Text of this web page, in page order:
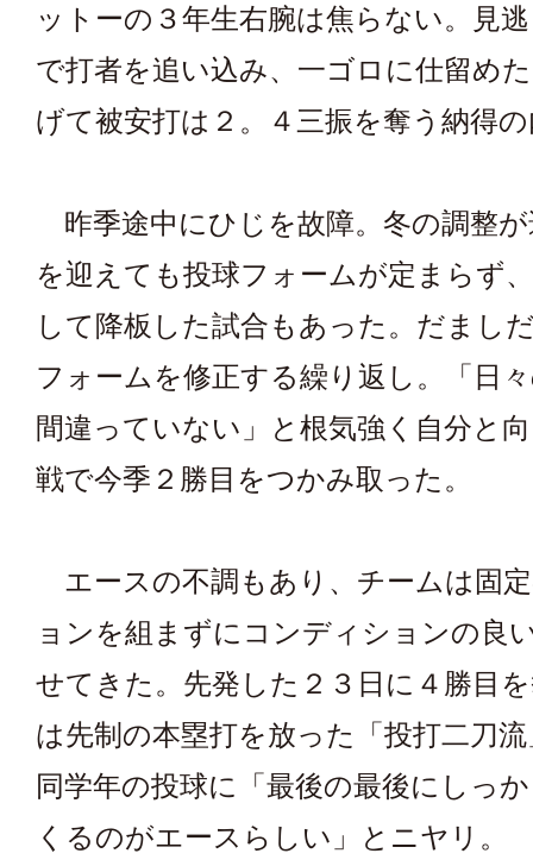
ットーの３年生右腕は焦らない。見
で打者を追い込み、一ゴロに仕留め
げて被安打は２。４三振を奪う納得
昨季途中にひじを故障。冬の調整
を迎えても投球フォームが定まらず
して降板した試合もあった。だまし
フォームを修正する繰り返し。「日
間違っていない」と根気強く自分と
戦で今季２勝目をつかみ取った。
エースの不調もあり、チームは固
ョンを組まずにコンディションの良
せてきた。先発した２３日に４勝目
は先制の本塁打を放った「投打二刀
同学年の投球に「最後の最後にしっ
くるのがエースらしい」とニヤリ。